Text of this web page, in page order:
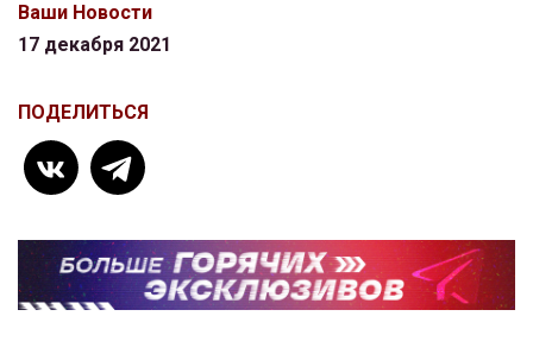
Ваши Новости
17 декабря 2021
ПОДЕЛИТЬСЯ